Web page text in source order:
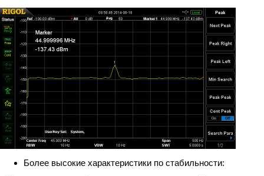
Более высокие характеристики по стабильности: